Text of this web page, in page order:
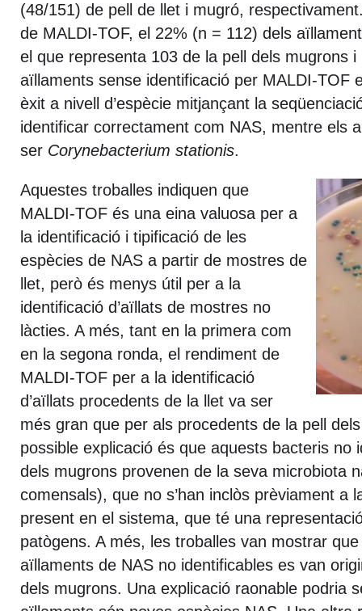
(48/151) de pell de llet i mugró,
de MALDI-TOF, el 22% (n = 112) dels
el que representa 103 de la pell dels mugrons
aïllaments sense identificació per MALDI-TOF
èxit a nivell d’espècie mitjançant la
identificar correctament com NAS, mentre els
ser Corynebacterium stationis.
Aquestes troballes indiquen que
MALDI-TOF és una eina valuosa per a
la identificació i tipificació de les
espècies de NAS a partir de mostres de
llet, però és menys útil per a la
identificació d’aïllats de mostres no
làcties. A més, tant en la primera com
en la segona ronda, el rendiment de
MALDI-TOF per a la identificació
d’aïllats procedents de la llet va ser
més gran que per als procedents de la pell
possible explicació és que aquests bacteris no
dels mugrons provenen de la seva microbiota
comensals), que no s’han inclòs prèviament a
present en el sistema, que té una
patògens. A més, les troballes van mostrar
aïllaments de NAS no identificables es van
dels mugrons. Una explicació raonable podria